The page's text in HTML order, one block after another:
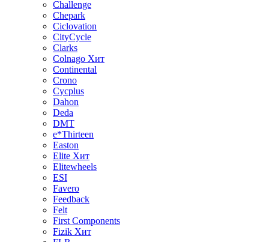
Challenge
Chepark
Ciclovation
CityCycle
Clarks
Colnago Хит
Continental
Crono
Cycplus
Dahon
Deda
DMT
e*Thirteen
Easton
Elite Хит
Elitewheels
ESI
Favero
Feedback
Felt
First Components
Fizik Хит